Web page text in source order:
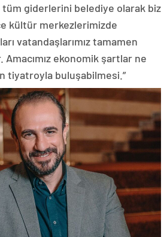
giderlerini belediye olarak biz
kültür merkezlerimizde
vatandaşlarımız tamamen
ekonomik şartlar ne
tiyatroyla buluşabilmesi.”